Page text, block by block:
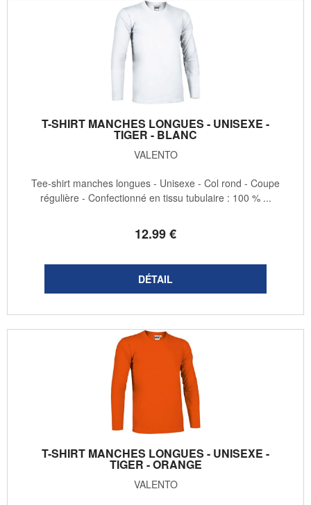
T-SHIRT MANCHES LONGUES - UNISEXE -
TIGER - BLANC
VALENTO
12.99€
Tee-shirt manches longues - Unisexe - Col rond - Coupe
régulière - Confectionné en tissu tubulaire : 100 % ...
T-SHIRT MANCHES LONGUES - UNISEXE -
TIGER - ORANGE
VALENTO